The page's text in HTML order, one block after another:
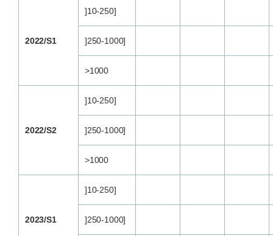
2022/S1
]10-250]
]250-1000]
>1000
2022/S2
]10-250]
]250-1000]
>1000
2023/S1
]10-250]
]250-1000]